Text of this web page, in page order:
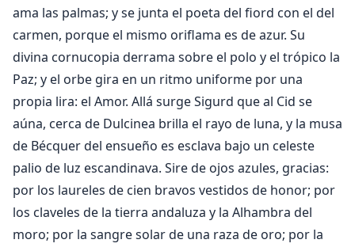
ama las palmas; y se junta el poeta del fiord con el del
carmen, porque el mismo oriflama es de azur. Su
divina cornucopia derrama sobre el polo y el trópico la
Paz; y el orbe gira en un ritmo uniforme por una
propia lira: el Amor. Allá surge Sigurd que al Cid se
aúna, cerca de Dulcinea brilla el rayo de luna, y la musa
de Bécquer del ensueño es esclava bajo un celeste
palio de luz escandinava. Sire de ojos azules, gracias:
por los laureles de cien bravos vestidos de honor; por
los claveles de la tierra andaluza y la Alhambra del
moro; por la sangre solar de una raza de oro; por la